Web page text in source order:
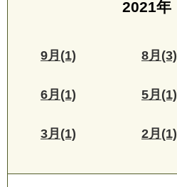
2021年
9月(1) 8月(3)
6月(1) 5月(1)
3月(1) 2月(1)